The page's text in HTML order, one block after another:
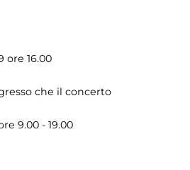
ore 16.00
che il concerto
9.00 - 19.00